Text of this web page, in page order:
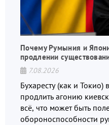
Почему Румыния и
продлении
7.08.2026
Бухаресту (как и
продлить агонию
всё, что может быть
обороноспособности